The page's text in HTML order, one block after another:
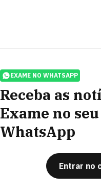
EXAME NO WHATSAPP
Receba as
Exame no seu
WhatsApp
Entrar no